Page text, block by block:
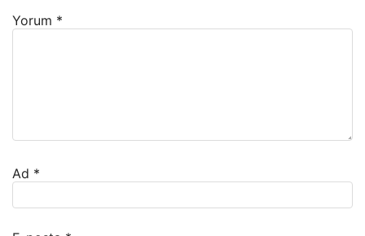
Yorum *
Ad *